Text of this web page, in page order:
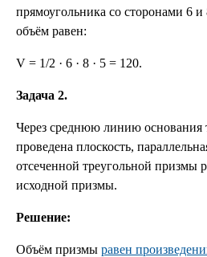
прямоугольника со сторонами 6
объём равен:
V = 1/2 · 6 · 8 · 5 = 120.
Задача 2.
Через среднюю линию основания
проведена плоскость,
отсеченной треугольной призмы
исходной призмы.
Решение:
Объём призмы равен